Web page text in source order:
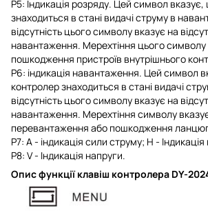
P5: Індикація розряду. Цей символ
знаходиться в стані видачі струму в
відсутність цього символу вказує на
навантаження. Мерехтіння цього символу
пошкодження пристроїв внутрішнього
P6: індикація навантаження. Цей символ
контролер знаходиться в стані видачі
відсутність цього символу вказує на
навантаження. Мерехтіння символу
перевантаження або пошкодження
P7: А - індикація сили струму; H -
Р8: V - Індикація напруги.
Опис функції клавіш контролера DY-